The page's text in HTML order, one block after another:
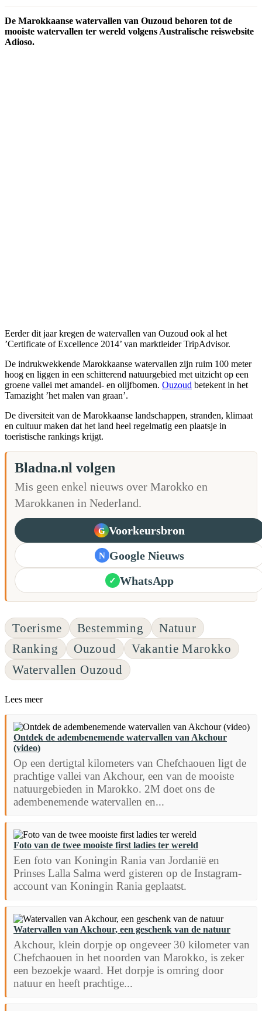
De Marokkaanse watervallen van Ouzoud behoren tot de
mooiste watervallen ter wereld volgens Australische reiswebsite
Adioso.
Eerder dit jaar kregen de watervallen van Ouzoud ook al het
’Certificate of Excellence 2014’ van marktleider TripAdvisor.
De indrukwekkende Marokkaanse watervallen zijn ruim 100 meter
hoog en liggen in een schitterend natuurgebied met uitzicht op een
groene vallei met amandel- en olijfbomen. Ouzoud betekent in het
Tamazight ’het malen van graan’.
De diversiteit van de Marokkaanse landschappen, stranden, klimaat
en cultuur maken dat het land heel regelmatig een plaatsje in
toeristische rankings krijgt.
Bladna.nl volgen
Mis geen enkel nieuws over Marokko en
Marokkanen in Nederland.
G Voorkeursbron
N Google Nieuws
✓ WhatsApp
Toerisme Bestemming
Natuur
Ranking
Ouzoud
Vakantie Marokko
Watervallen Ouzoud
Lees meer
Ontdek de adembenemende watervallen van Akchour
(video)
Op een dertigtal kilometers van Chefchaouen ligt de
prachtige vallei van Akchour, een van de mooiste
natuurgebieden in Marokko. 2M doet ons de
adembenemende watervallen en...
Foto van de twee mooiste first ladies ter wereld
Een foto van Koningin Rania van Jordanië en
Prinses Lalla Salma werd gisteren op de Instagram-
account van Koningin Rania geplaatst.
Watervallen van Akchour, een geschenk van de natuur
Akchour, klein dorpje op ongeveer 30 kilometer van
Chefchaouen in het noorden van Marokko, is zeker
een bezoekje waard. Het dorpje is omring door
natuur en heeft prachtige...